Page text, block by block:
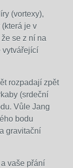
(vortexy),
je v
se z ní na
vytvářející
rozpadají zpět
(srdeční
Vůle Jang
bodu
gravitační
vaše přání